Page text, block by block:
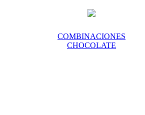
COMBINACIONES
CHOCOLATE